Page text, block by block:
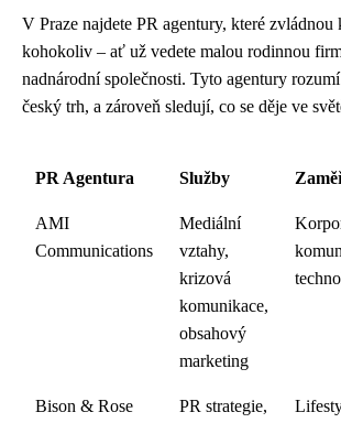
V Praze najdete PR agentury, které
kohokoliv – ať už vedete malou rodinnou
nadnárodní společnosti. Tyto agentury
český trh, a zároveň sledují, co se děje ve
PR Agentura Služby
AMI
Communications
Mediální
vztahy,
krizová
komunikace,
obsahový
marketing
Bison & Rose
PR strategie,